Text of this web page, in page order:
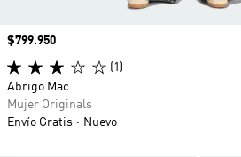
Precio
$799.950
(1)
Abrigo Mac
Mujer Originals
Envío Gratis
Nuevo